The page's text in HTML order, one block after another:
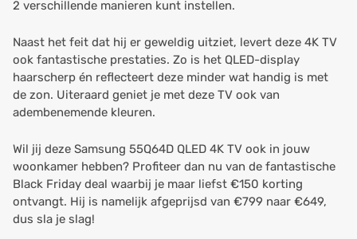
2 verschillende manieren kunt instellen.
Naast het feit dat hij er geweldig uitziet, levert deze 4K TV
ook fantastische prestaties. Zo is het QLED-display
haarscherp én reflecteert deze minder wat handig is met
de zon. Uiteraard geniet je met deze TV ook van
adembenemende kleuren.
Wil jij deze Samsung 55Q64D QLED 4K TV ook in jouw
woonkamer hebben? Profiteer dan nu van de fantastische
Black Friday deal waarbij je maar liefst €150 korting
ontvangt. Hij is namelijk afgeprijsd van €799 naar €649,
dus sla je slag!